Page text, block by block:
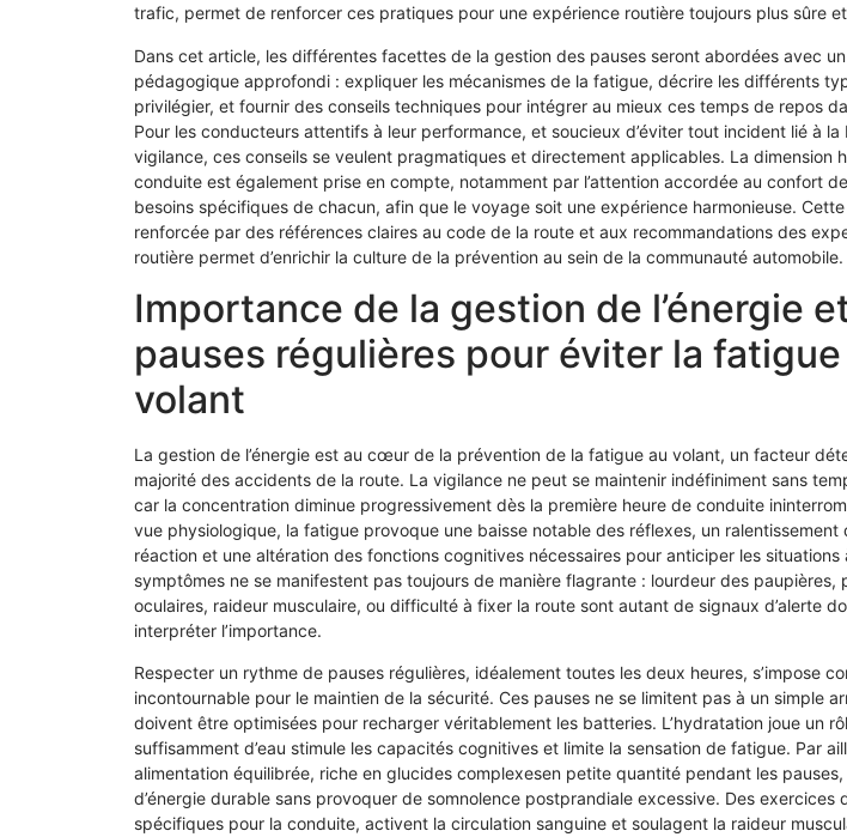
trafic, permet de renforcer ces pratiques pour une expérience routière toujours plus sûre
Dans cet article, les différentes facettes de la gestion des pauses seront abordées avec
pédagogique approfondi : expliquer les mécanismes de la fatigue, décrire les différents
privilégier, et fournir des conseils techniques pour intégrer au mieux ces temps de repos
Pour les conducteurs attentifs à leur performance, et soucieux d’éviter tout incident lié à la
vigilance, ces conseils se veulent pragmatiques et directement applicables. La dimension
conduite est également prise en compte, notamment par l’attention accordée au confort
besoins spécifiques de chacun, afin que le voyage soit une expérience harmonieuse.
renforcée par des références claires au code de la route et aux recommandations des
routière permet d’enrichir la culture de la prévention au sein de la communauté automobile.
Importance de la gestion de l’énergie
pauses régulières pour éviter la fatigue
volant
La gestion de l’énergie est au cœur de la prévention de la fatigue au volant, un facteur
majorité des accidents de la route. La vigilance ne peut se maintenir indéfiniment sans
car la concentration diminue progressivement dès la première heure de conduite
vue physiologique, la fatigue provoque une baisse notable des réflexes, un ralentissement
réaction et une altération des fonctions cognitives nécessaires pour anticiper les situations
symptômes ne se manifestent pas toujours de manière flagrante : lourdeur des paupières,
oculaires, raideur musculaire, ou difficulté à fixer la route sont autant de signaux d’alerte
interpréter l’importance.
Respecter un rythme de pauses régulières, idéalement toutes les deux heures, s’impose
incontournable pour le maintien de la sécurité. Ces pauses ne se limitent pas à un simple
doivent être optimisées pour recharger véritablement les batteries. L’hydratation joue un
suffisamment d’eau stimule les capacités cognitives et limite la sensation de fatigue. Par
alimentation équilibrée, riche en glucides complexesen petite quantité pendant les
d’énergie durable sans provoquer de somnolence postprandiale excessive. Des exercices
spécifiques pour la conduite, activent la circulation sanguine et soulagent la raideur